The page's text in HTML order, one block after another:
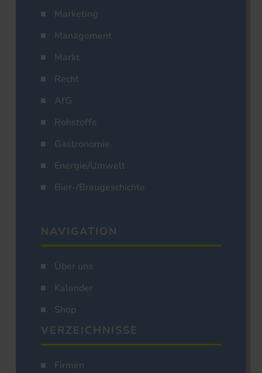
Marketing
Management
Markt
Recht
AfG
Rohstoffe
Gastronomie
Energie/Umwelt
Bier-/Braugeschichte
NAVIGATION
Über uns
Kalender
Shop
VERZEICHNISSE
Firmen